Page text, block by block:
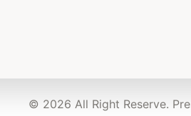
© 2026 All Right Reserve.